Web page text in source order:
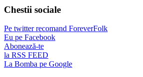
Chestii sociale
Pe twitter recomand ForeverFolk
Eu pe Facebook
Abonează-te
la RSS FEED
La Bomba pe Google